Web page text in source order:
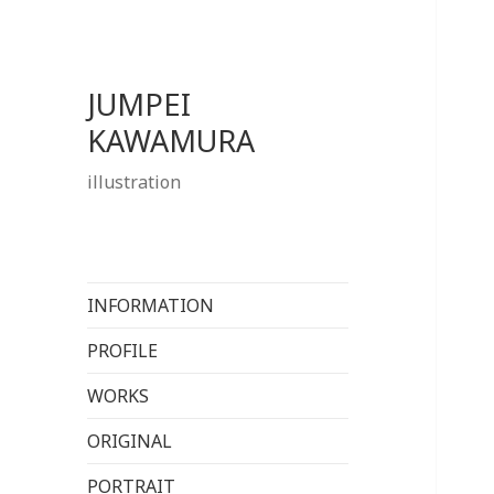
JUMPEI
KAWAMURA
illustration
INFORMATION
PROFILE
WORKS
ORIGINAL
PORTRAIT